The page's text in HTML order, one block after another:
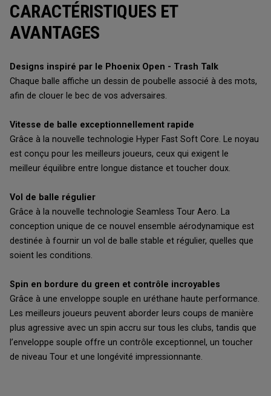
CARACTÉRISTIQUES ET
AVANTAGES
Designs inspiré par le Phoenix Open - Trash Talk
Chaque balle affiche un dessin de poubelle associé à des mots,
afin de clouer le bec de vos adversaires.
Vitesse de balle exceptionnellement rapide
Grâce à la nouvelle technologie Hyper Fast Soft Core. Le noyau
est conçu pour les meilleurs joueurs, ceux qui exigent le
meilleur équilibre entre longue distance et toucher doux.
Vol de balle régulier
Grâce à la nouvelle technologie Seamless Tour Aero. La
conception unique de ce nouvel ensemble aérodynamique est
destinée à fournir un vol de balle stable et régulier, quelles que
soient les conditions.
Spin en bordure du green et contrôle incroyables
Grâce à une enveloppe souple en uréthane haute performance.
Les meilleurs joueurs peuvent aborder leurs coups de manière
plus agressive avec un spin accru sur tous les clubs, tandis que
l’enveloppe souple offre un contrôle exceptionnel, un toucher
de niveau Tour et une longévité impressionnante.